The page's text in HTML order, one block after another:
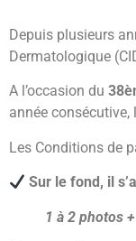
Depuis plusieurs
Dermatologique
A l’occasion du
année
Les Conditions de
Sur le fond, il
1 à 2 photos